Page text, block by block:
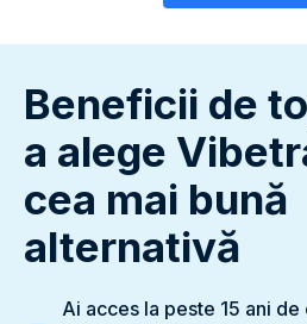
Beneficii de
a alege
cea mai bună
alternativă
Ai acces la peste 15 ani